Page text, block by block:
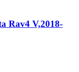
Rav4 V,2018-